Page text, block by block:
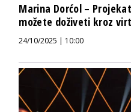
Marina Dorćol –
možete doživeti kroz
24/10/2025 | 10:00